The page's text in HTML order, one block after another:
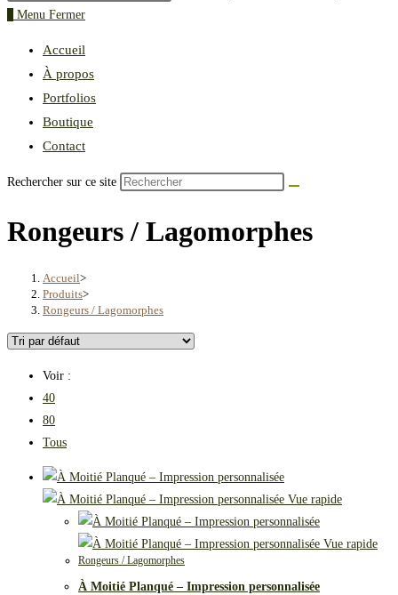
Menu Fermer
Accueil
À propos
Portfolios
Boutique
Contact
Rechercher sur ce site
Rongeurs / Lagomorphes
Accueil>
Produits>
Rongeurs / Lagomorphes
Voir :
40
80
Tous
Vue rapide
Vue rapide
Rongeurs / Lagomorphes
À Moitié Planqué – Impression personnalisée